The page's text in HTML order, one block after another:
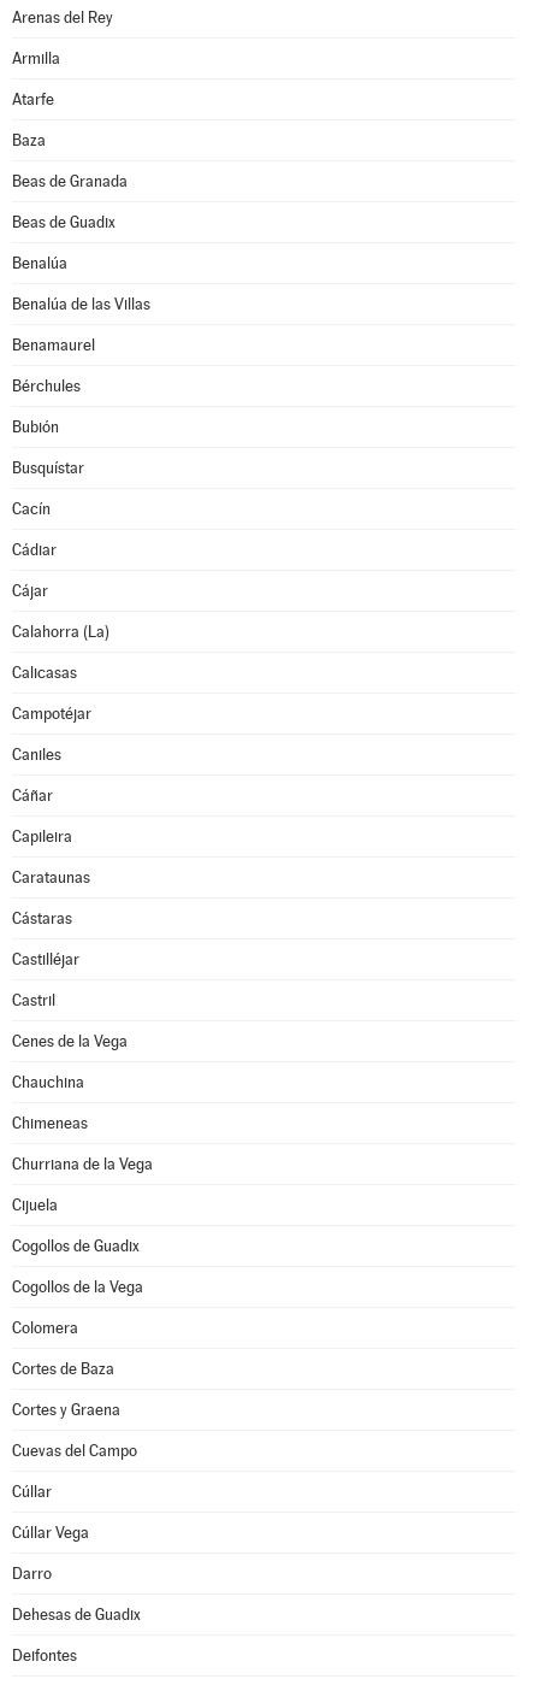
Arenas del Rey
Armilla
Atarfe
Baza
Beas de Granada
Beas de Guadix
Benalúa
Benalúa de las Villas
Benamaurel
Bérchules
Bubión
Busquístar
Cacín
Cádiar
Cájar
Calahorra (La)
Calicasas
Campotéjar
Caniles
Cáñar
Capileira
Carataunas
Cástaras
Castilléjar
Castril
Cenes de la Vega
Chauchina
Chimeneas
Churriana de la Vega
Cijuela
Cogollos de Guadix
Cogollos de la Vega
Colomera
Cortes de Baza
Cortes y Graena
Cuevas del Campo
Cúllar
Cúllar Vega
Darro
Dehesas de Guadix
Deifontes